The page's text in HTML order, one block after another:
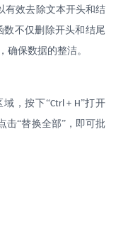
有效去除文本开头和结
数不仅删除开头和结尾
确保数据的整洁。
域，按下“Ctrl + H”打开
击“替换全部”，即可批